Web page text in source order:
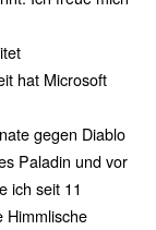
hat Microsoft
gegen Diablo
Paladin und vor
ich seit 11
Himmlische